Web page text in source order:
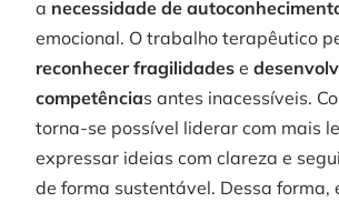
a necessidade de
emocional. O trabalho terapêutico
reconhecer fragilidades e
competências antes inacessíveis.
torna-se possível liderar com mais
expressar ideias com clareza e
de forma sustentável. Dessa forma,